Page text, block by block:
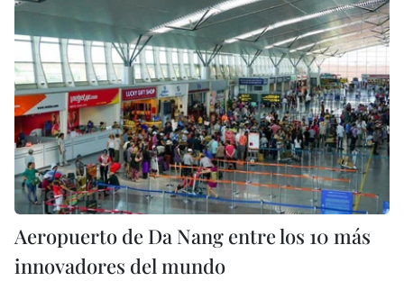
Aeropuerto de Da Nang entre los 10 más
innovadores del mundo